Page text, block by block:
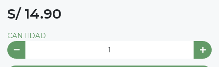
S/ 14.90
CANTIDAD